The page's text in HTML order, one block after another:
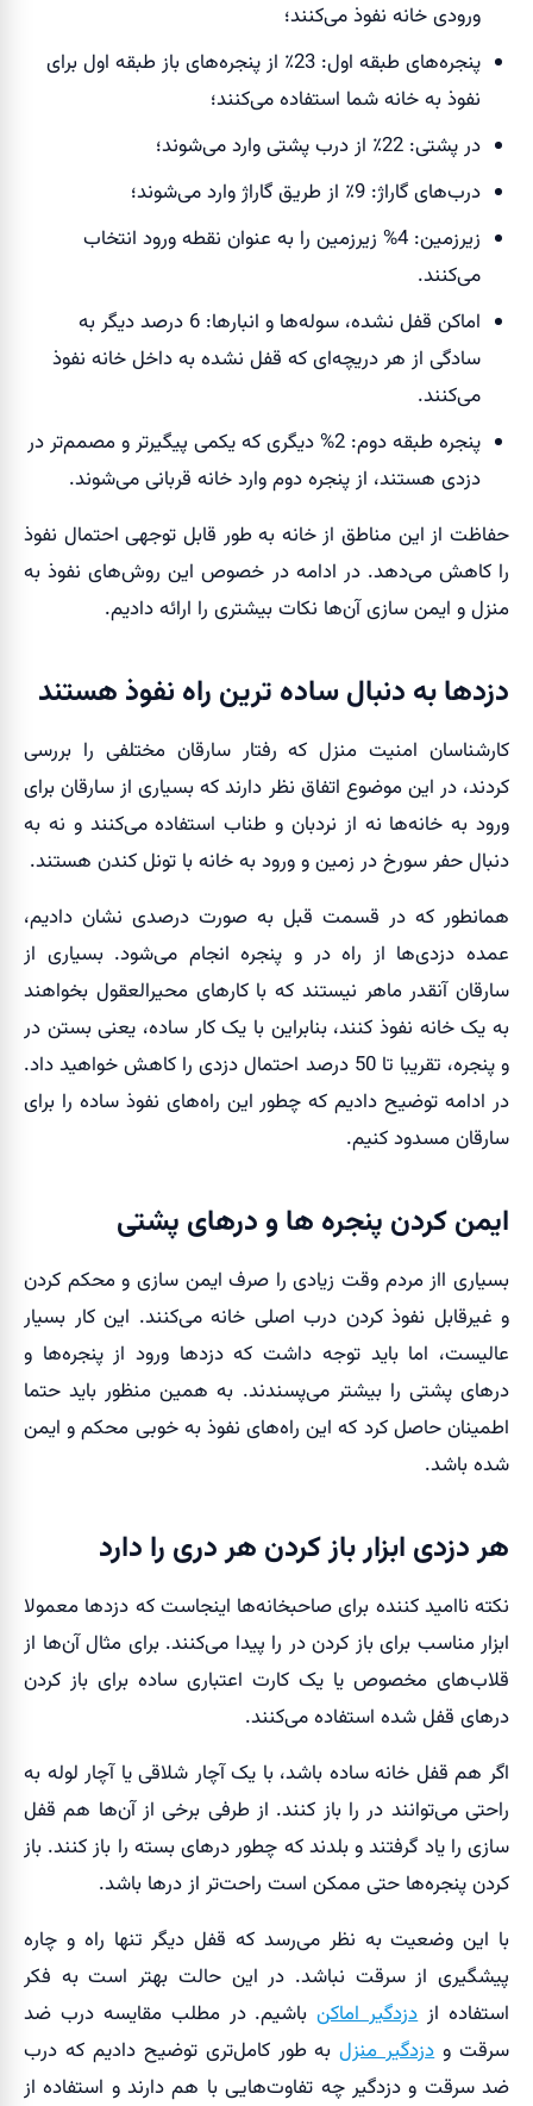
ورودی خانه نفوذ می‌کنند؛
پنجره‌های طبقه اول: 23
٪ از پنجره‌های باز طبقه اول برای
نفوذ به خانه شما استفاده می‌کنند؛
در پشتی: 22
٪ از درب پشتی وارد می‌شوند؛
درب‌های گاراژ: 9
٪ از طریق گاراژ وارد می‌شوند؛
زیرزمین: 4% زیرزمین را به عنوان نقطه ورود انتخاب
می‌کنند.
اماکن قفل نشده، سوله‌ها و انبارها: 6 درصد دیگر به
سادگی از هر دریچه‌ای که قفل نشده به داخل خانه نفوذ
می‌کنند.
پنجره طبقه دوم: 2% دیگری که یکمی پیگیرتر و مصمم‌تر در
دزدی هستند، از پنجره دوم وارد خانه قربانی می‌شوند.
حفاظت از این مناطق از خانه به طور قابل توجهی احتمال نفوذ
را کاهش می‌دهد. در ادامه در خصوص این روش‌های نفوذ به
منزل و ایمن سازی آن‌ها نکات بیشتری را ارائه دادیم.
دزدها به دنبال ساده ترین راه نفوذ هستند
کارشناسان امنیت منزل که رفتار سارقان مختلفی را بررسی
کردند، در این موضوع اتفاق نظر دارند که بسیاری از سارقان برای
ورود به خانه‌ها نه از نردبان و طناب استفاده می‌کنند و نه به
دنبال حفر سورخ در زمین و ورود به خانه با تونل کندن هستند.
همانطور که در قسمت قبل به صورت درصدی نشان دادیم،
عمده دزدی‌ها از راه در و پنجره انجام می‌شود. بسیاری از
سارقان آنقدر ماهر نیستند که با کارهای محیرالعقول بخواهند
به یک خانه نفوذ کنند، بنابراین با یک کار ساده، یعنی بستن در
و پنجره، تقریبا تا 50 درصد احتمال دزدی را کاهش خواهید داد.
در ادامه توضیح دادیم که چطور این راه‌های نفوذ ساده را برای
سارقان مسدود کنیم.
ایمن کردن پنجره ها و درهای پشتی
بسیاری ااز مردم وقت زیادی را صرف ایمن سازی و محکم کردن
و غیرقابل نفوذ کردن درب اصلی خانه می‌کنند. این کار بسیار
عالیست، اما باید توجه داشت که دزدها ورود از پنجره‌ها و
درهای پشتی را بیشتر می‌پسندند. به همین منظور باید حتما
اطمینان حاصل کرد که این راه‌های نفوذ به خوبی محکم و ایمن
شده باشد.
هر دزدی ابزار باز کردن هر دری را دارد
نکته ناامید کننده برای صاحبخانه‌ها اینجاست که دزدها معمولا
ابزار مناسب برای باز کردن در را پیدا می‌کنند. برای مثال آن‌ها از
قلاب‌های مخصوص یا یک کارت اعتباری ساده برای باز کردن
درهای قفل شده استفاده می‌کنند.
اگر هم قفل خانه ساده باشد، با یک آچار شلاقی یا آچار لوله به
راحتی می‌توانند در را باز کنند. از طرفی برخی از آن‌ها هم قفل
سازی را یاد گرفتند و بلدند که چطور درهای بسته را باز کنند. باز
کردن پنجره‌ها حتی ممکن است راحت‌تر از درها باشد.
با این وضعیت به نظر می‌رسد که قفل دیگر تنها راه و چاره
پیشگیری از سرقت نباشد. در این حالت بهتر است به فکر
استفاده ازدزدگیر اماکنباشیم. در مطلب مقایسه درب ضد
سرقت ودزدگیر منزلبه طور کامل‌تری توضیح دادیم که درب
ضد سرقت و دزدگیر چه تفاوت‌هایی با هم دارند و استفاده از